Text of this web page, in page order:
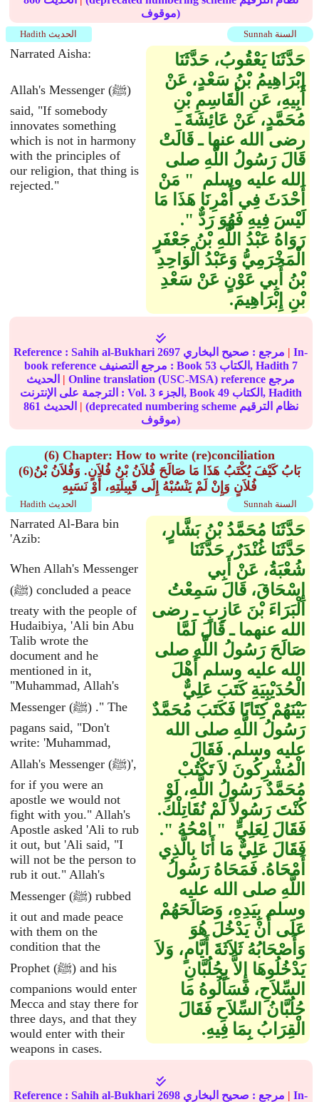
موقوف)
Sunnah السنة Hadith الحديث
Narrated Aisha:
Allah's Messenger (ﷺ)
said, "If somebody
innovates something
which is not in harmony
with the principles of
our religion, that thing is
rejected."
حَدَّثَنَا يَعْقُوبُ، حَدَّثَنَا
إِبْرَاهِيمُ بْنُ سَعْدٍ، عَنْ
أَبِيهِ، عَنِ الْقَاسِمِ بْنِ
مُحَمَّدٍ، عَنْ عَائِشَةَ ـ
رضى الله عنها ـ قَالَتْ
قَالَ رَسُولُ اللَّهِ صلى
الله عليه وسلم ‏ "‏ مَنْ
أَحْدَثَ فِي أَمْرِنَا هَذَا مَا
لَيْسَ فِيهِ فَهُوَ رَدٌّ ‏"‏‏.‏
رَوَاهُ عَبْدُ اللَّهِ بْنُ جَعْفَرٍ
الْمَخْرَمِيُّ وَعَبْدُ الْوَاحِدِ
بْنُ أَبِي عَوْنٍ عَنْ سَعْدِ
بْنِ إِبْرَاهِيمَ‏.‏
Reference :Sahih al-Bukhari 2697 مرجع : صحيح البخاري | In-
book reference مرجع التصنيف : Book 53 الكتاب, Hadith 7
| Online translation (USC-MSA) reference مرجع
الترجمة على الإنترنت : Vol. 3 الجزء, Book 49
الكتاب, Hadith
861
| (deprecated numbering scheme نظام الترقيم
موقوف)
(6) Chapter: How to write (re)conciliation
(6)بَابُ كَيْفَ يُكْتَبُ هَذَا مَا صَالَحَ فُلاَنُ بْنُ فُلاَنٍ. وَفُلاَنُ بْنُ
فُلاَنٍ وَإِنْ لَمْ يَنْسُبْهُ إِلَى قَبِيلَتِهِ، أَوْ نَسَبِهِ
Sunnah السنة Hadith الحديث
Narrated Al-Bara bin
'Azib:
When Allah's Messenger
(ﷺ) concluded a peace
treaty with the people of
Hudaibiya, 'Ali bin Abu
Talib wrote the
document and he
mentioned in it,
"Muhammad, Allah's
Messenger (ﷺ) ." The
pagans said, "Don't
write: 'Muhammad,
Allah's Messenger (ﷺ)',
for if you were an
apostle we would not
fight with you." Allah's
Apostle asked 'Ali to rub
it out, but 'Ali said, "I
will not be the person to
rub it out." Allah's
Messenger (ﷺ) rubbed
it out and made peace
with them on the
condition that the
Prophet (ﷺ) and his
companions would enter
Mecca and stay there for
three days, and that they
would enter with their
weapons in cases.
حَدَّثَنَا مُحَمَّدُ بْنُ بَشَّارٍ،
حَدَّثَنَا غُنْدَرٌ، حَدَّثَنَا
شُعْبَةُ، عَنْ أَبِي
إِسْحَاقَ، قَالَ سَمِعْتُ
الْبَرَاءَ بْنَ عَازِبٍ ـ رضى
الله عنهما ـ قَالَ لَمَّا
صَالَحَ رَسُولُ اللَّهِ صلى
الله عليه وسلم أَهْلَ
الْحُدَيْبِيَةِ كَتَبَ عَلِيٌّ
بَيْنَهُمْ كِتَابًا فَكَتَبَ مُحَمَّدٌ
رَسُولُ اللَّهِ صلى الله
عليه وسلم‏.‏ فَقَالَ
الْمُشْرِكُونَ لاَ تَكْتُبْ
مُحَمَّدٌ رَسُولُ اللَّهِ، لَوْ
كُنْتَ رَسُولاً لَمْ نُقَاتِلْكَ‏.‏
فَقَالَ لِعَلِيٍّ ‏ "‏ امْحُهُ ‏"‏‏.‏
فَقَالَ عَلِيٌّ مَا أَنَا بِالَّذِي
أَمْحَاهُ‏.‏ فَمَحَاهُ رَسُولُ
اللَّهِ صلى الله عليه
وسلم بِيَدِهِ، وَصَالَحَهُمْ
عَلَى أَنْ يَدْخُلَ هُوَ
وَأَصْحَابُهُ ثَلاَثَةَ أَيَّامٍ، وَلاَ
يَدْخُلُوهَا إِلاَّ بِجُلُبَّانِ
السِّلاَحِ، فَسَأَلُوهُ مَا
جُلُبَّانُ السِّلاَحِ فَقَالَ
الْقِرَابُ بِمَا فِيهِ‏.‏
Reference :Sahih al-Bukhari 2698 مرجع : صحيح البخاري | In-